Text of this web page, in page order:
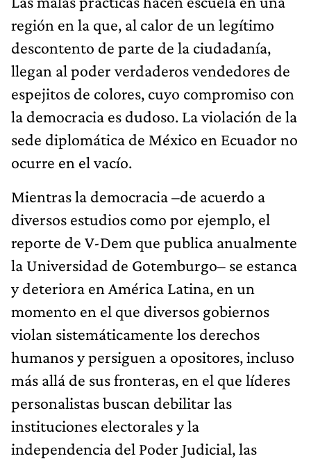
región en la que, al calor de un legítimo
descontento de parte de la ciudadanía,
llegan al poder verdaderos vendedores de
espejitos de colores, cuyo compromiso con
la democracia es dudoso. La violación de la
sede diplomática de México en Ecuador no
ocurre en el vacío.
Mientras la democracia –de acuerdo a
diversos estudios como por ejemplo, el
reporte de V-Dem que publica anualmente
la Universidad de Gotemburgo– se estanca
y deteriora en América Latina, en un
momento en el que diversos gobiernos
violan sistemáticamente los derechos
humanos y persiguen a opositores, incluso
más allá de sus fronteras, en el que líderes
personalistas buscan debilitar las
instituciones electorales y la
independencia del Poder Judicial, las